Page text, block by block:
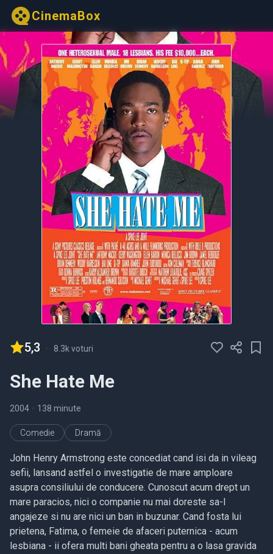
CinemaBox
5,3 - 8.3k voturi
She Hate Me
2004 • 138 minute
Comedie Dramă
John Henry Armstrong este concediat cand isi da in vileag
sefii, lansand astfel o investigatie de mare amploare
asupra consiliului de conducere. Cunoscut acum drept un
mare paracios, nici o companie nu mai doreste sa-l
angajeze si nu are nici un ban in buzunar. Cand fosta lui
prietena, Fatima, o femeie de afaceri puternica - acum
lesbiana - ii ofera multi bani gheata pentru a o lasa gravida